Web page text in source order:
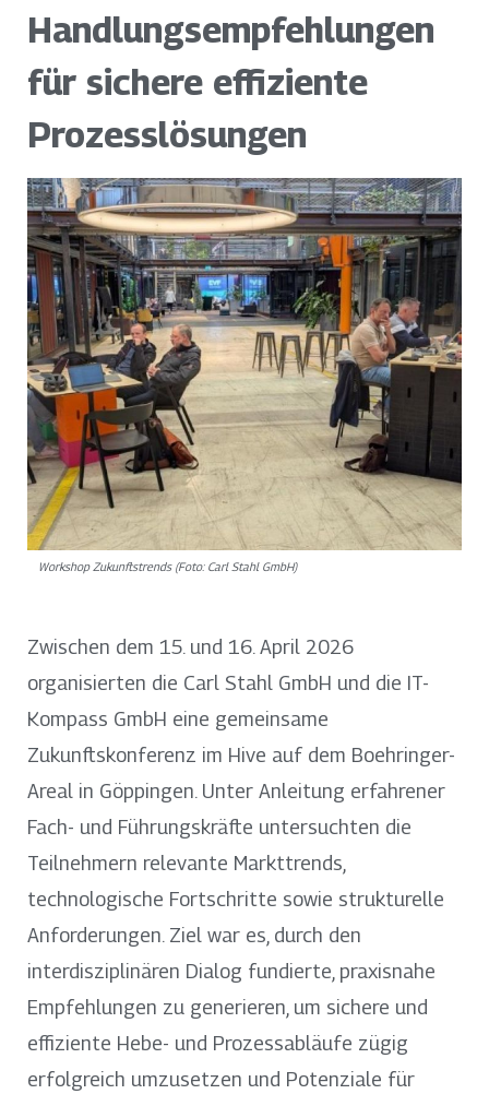
Handlungsempfehlungen
für sichere effiziente
Prozesslösungen
Workshop Zukunftstrends (Foto: Carl Stahl GmbH)
Zwischen dem 15. und 16. April 2026
organisierten die Carl Stahl GmbH und die IT-
Kompass GmbH eine gemeinsame
Zukunftskonferenz im Hive auf dem Boehringer-
Areal in Göppingen. Unter Anleitung erfahrener
Fach- und Führungskräfte untersuchten die
Teilnehmern relevante Markttrends,
technologische Fortschritte sowie strukturelle
Anforderungen. Ziel war es, durch den
interdisziplinären Dialog fundierte, praxisnahe
Empfehlungen zu generieren, um sichere und
effiziente Hebe- und Prozessabläufe zügig
erfolgreich umzusetzen und Potenziale für